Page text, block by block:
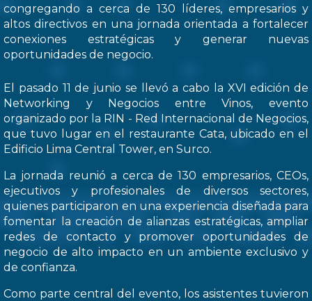
congregando a cerca de 130 líderes, empresarios y
altos directivos en una jornada orientada a fortalecer
conexiones estratégicas y generar nuevas
oportunidades de negocio.
El pasado 11 de junio se llevó a cabo la XVI edición de
Networking y Negocios entre Vinos, evento
organizado por la RIN - Red Internacional de Negocios,
que tuvo lugar en el restaurante Cata, ubicado en el
Edificio Lima Central Tower, en Surco.
La jornada reunió a cerca de 130 empresarios, CEOs,
ejecutivos y profesionales de diversos sectores,
quienes participaron en una experiencia diseñada para
fomentar la creación de alianzas estratégicas, ampliar
redes de contacto y promover oportunidades de
negocio de alto impacto en un ambiente exclusivo y
de confianza.
Como parte central del evento, los asistentes tuvieron